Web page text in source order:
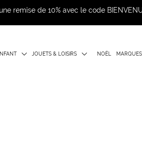
remise de 10% avec le code
JOUETS & LOISIRS NOËL MARQUES